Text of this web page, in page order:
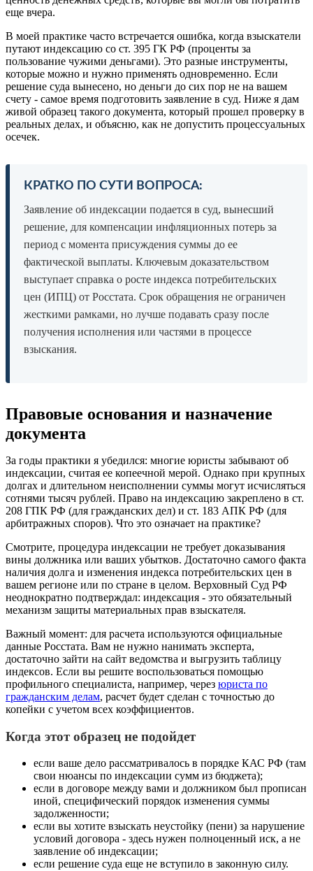
еще вчера.
В моей практике часто встречается ошибка, когда взыскатели
путают индексацию со ст. 395 ГК РФ (проценты за
пользование чужими деньгами). Это разные инструменты,
которые можно и нужно применять одновременно. Если
решение суда вынесено, но деньги до сих пор не на вашем
счету - самое время подготовить заявление в суд. Ниже я дам
живой образец такого документа, который прошел проверку в
реальных делах, и объясню, как не допустить процессуальных
осечек.
КРАТКО ПО СУТИ ВОПРОСА:
Заявление об индексации подается в суд, вынесший
решение, для компенсации инфляционных потерь за
период с момента присуждения суммы до ее
фактической выплаты. Ключевым доказательством
выступает справка о росте индекса потребительских
цен (ИПЦ) от Росстата. Срок обращения не ограничен
жесткими рамками, но лучше подавать сразу после
получения исполнения или частями в процессе
взыскания.
Правовые основания и назначение
документа
За годы практики я убедился: многие юристы забывают об
индексации, считая ее копеечной мерой. Однако при крупных
долгах и длительном неисполнении суммы могут исчисляться
сотнями тысяч рублей. Право на индексацию закреплено в ст.
208 ГПК РФ (для гражданских дел) и ст. 183 АПК РФ (для
арбитражных споров). Что это означает на практике?
Смотрите, процедура индексации не требует доказывания
вины должника или ваших убытков. Достаточно самого факта
наличия долга и изменения индекса потребительских цен в
вашем регионе или по стране в целом. Верховный Суд РФ
неоднократно подтверждал: индексация - это обязательный
механизм защиты материальных прав взыскателя.
Важный момент: для расчета используются официальные
данные Росстата. Вам не нужно нанимать эксперта,
достаточно зайти на сайт ведомства и выгрузить таблицу
индексов. Если вы решите воспользоваться помощью
профильного специалиста, например, через юриста по
гражданским делам, расчет будет сделан с точностью до
копейки с учетом всех коэффициентов.
Когда этот образец не подойдет
если ваше дело рассматривалось в порядке КАС РФ (там
свои нюансы по индексации сумм из бюджета);
если в договоре между вами и должником был прописан
иной, специфический порядок изменения суммы
задолженности;
если вы хотите взыскать неустойку (пени) за нарушение
условий договора - здесь нужен полноценный иск, а не
заявление об индексации;
если решение суда еще не вступило в законную силу.